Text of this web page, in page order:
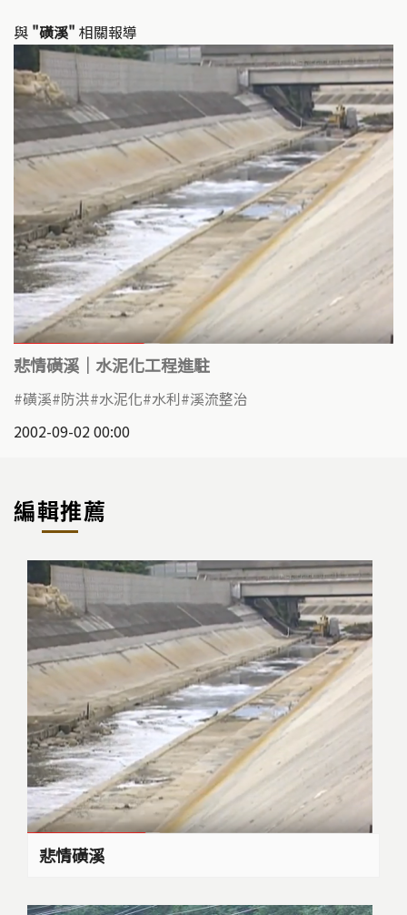
與 "磺溪" 相關報導
悲情磺溪｜水泥化工程進駐
磺溪 防洪 水泥化 水利 溪流整治
2002-09-02 00:00
編輯推薦
悲情磺溪